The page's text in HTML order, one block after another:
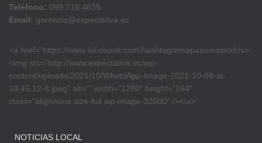
Teléfono: 099 718 4835
Email: gerencia@expectativa.ec
<a href=”https://www.facebook.com/hashtag/emapasomostodos>
<img src=”http://www.expectativa.ec/wp-
content/uploads/2021/10/WhatsApp-Image-2021-10-08-at-
10.45.12-8.jpeg” alt=”” width=”1280″ height=”164″
class=”alignnone size-full wp-image-32500″ /></a>
NOTICIAS LOCAL